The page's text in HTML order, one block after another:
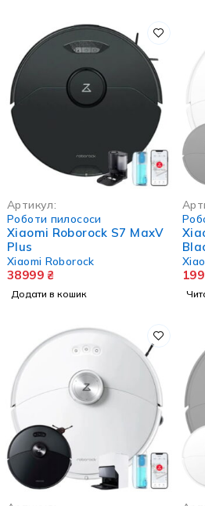
Артикул:
Роботи пилососи
Xiaomi Roborock S7 MaxV
Plus
Xiaomi Roborock
38999₴
Додати в кошик